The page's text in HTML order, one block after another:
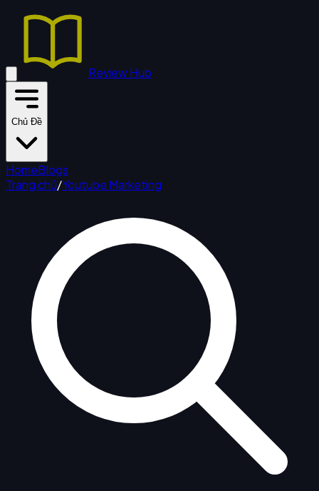
Review Hub
Chủ Đề
HomeBlogs
Trang chủ/Youtube Marketing